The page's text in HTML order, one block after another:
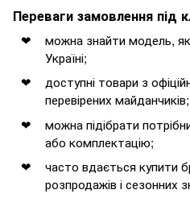
Переваги замовлення під
можна знайти модель,
Україні;
доступні товари з
перевірених майданчиків;
можна підібрати
або комплектацію;
часто вдається купити
розпродажів і сезонних